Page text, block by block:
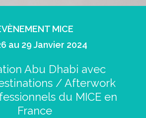
MICE
au 29 Janvier 2024
Abu Dhabi avec
/ Afterwork
du MICE en
France